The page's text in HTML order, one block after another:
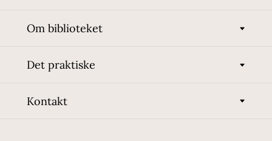
Om biblioteket
Det praktiske
Kontakt